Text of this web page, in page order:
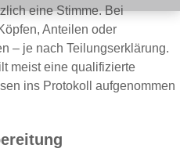
eine Stimme. Bei
Anteilen oder
– je nach Teilungserklärung.
meist eine qualifizierte
ins Protokoll aufgenommen